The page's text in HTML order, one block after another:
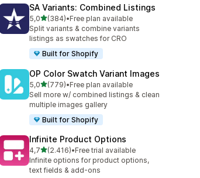
SA Variants: Combined Listings
5,0de 5 estrelas
(384)
384 total de avaliações
•Free plan available
Split variants & combine variants
listings as swatches for CRO
Built for Shopify
OP Color Swatch Variant Images
5,0de 5 estrelas
(779)
779 total de avaliações
•Free plan available
Sell more w/ combined listings & clean
multiple images gallery
Built for Shopify
Infinite Product Options
4,7de 5 estrelas
(2.416)
2416 total de avaliações
•Free trial available
Infinite options for product options,
text fields & add-ons